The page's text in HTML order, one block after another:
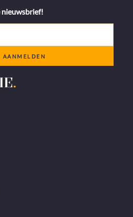
nieuwsbrief!
AANMELDEN
.